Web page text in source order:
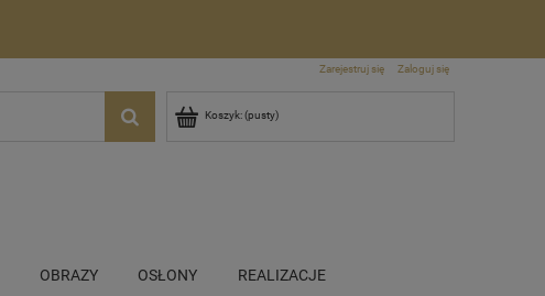
Zarejestruj się Zaloguj się
Koszyk:(pusty)
OBRAZY OSŁONY REALIZACJE